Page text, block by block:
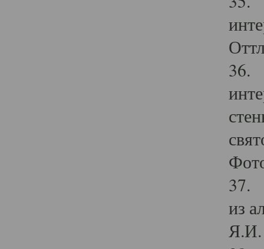
36.
37.
из
Я.И.